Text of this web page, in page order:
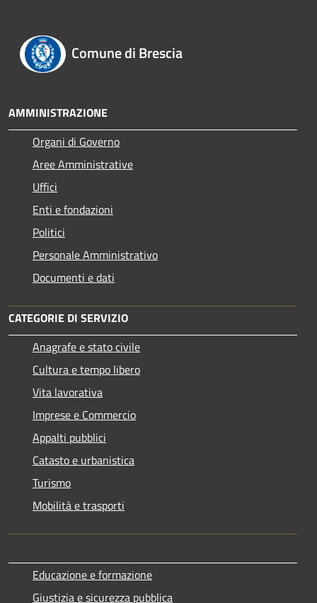
Comune di Brescia
AMMINISTRAZIONE
Organi di Governo
Aree Amministrative
Uffici
Enti e fondazioni
Politici
Personale Amministrativo
Documenti e dati
CATEGORIE DI SERVIZIO
Anagrafe e stato civile
Cultura e tempo libero
Vita lavorativa
Imprese e Commercio
Appalti pubblici
Catasto e urbanistica
Turismo
Mobilità e trasporti
Educazione e formazione
Giustizia e sicurezza pubblica